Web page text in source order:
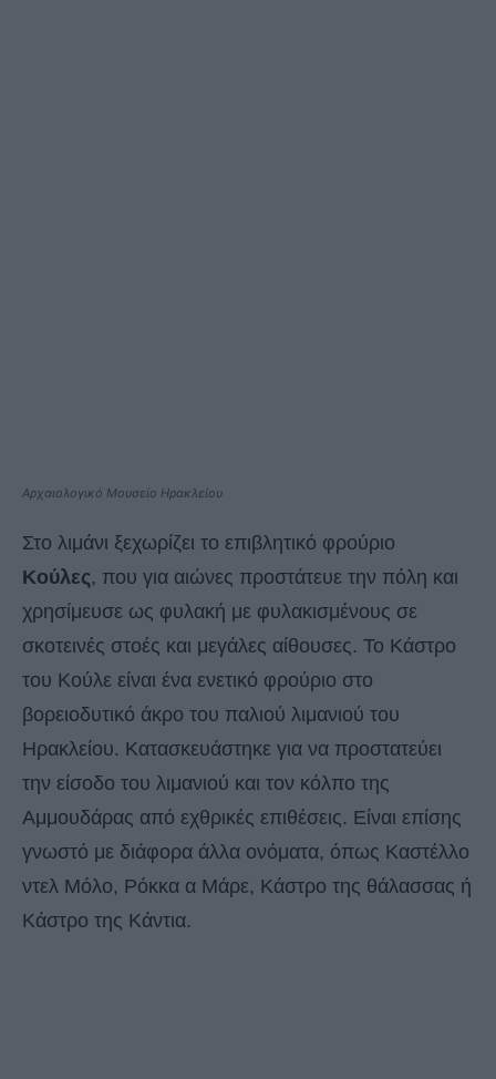
Αρχαιολογικό Μουσείο Ηρακλείου
Στο λιμάνι ξεχωρίζει το επιβλητικό φρούριο
Κούλες, που για αιώνες προστάτευε την πόλη και
χρησίμευσε ως φυλακή με φυλακισμένους σε
σκοτεινές στοές και μεγάλες αίθουσες. Το Κάστρο
του Κούλε είναι ένα ενετικό φρούριο στο
βορειοδυτικό άκρο του παλιού λιμανιού του
Ηρακλείου. Κατασκευάστηκε για να προστατεύει
την είσοδο του λιμανιού και τον κόλπο της
Αμμουδάρας από εχθρικές επιθέσεις. Είναι επίσης
γνωστό με διάφορα άλλα ονόματα, όπως Καστέλλο
ντελ Μόλο, Ρόκκα α Μάρε, Κάστρο της θάλασσας ή
Κάστρο της Κάντια.